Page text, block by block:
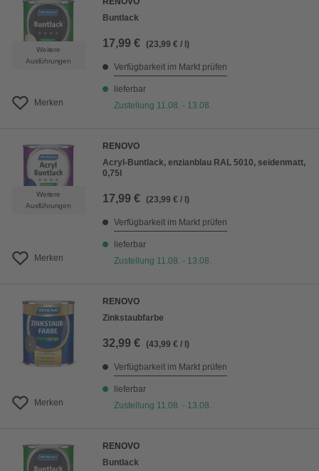
Weitere
Ausführungen
Merken
Buntlack
17,99 € (23,99 € / l)
Verfügbarkeit im Markt prüfen
lieferbar
Zustellung 11.08. - 13.08.
Weitere
Ausführungen
Merken
RENOVO
Acryl-Buntlack, enzianblau RAL 5010, seidenmatt,
0,75l
17,99 € (23,99 € / l)
Verfügbarkeit im Markt prüfen
lieferbar
Zustellung 11.08. - 13.08.
Merken
RENOVO
Zinkstaubfarbe
32,99 € (43,99 € / l)
Verfügbarkeit im Markt prüfen
lieferbar
Zustellung 11.08. - 13.08.
RENOVO
Buntlack